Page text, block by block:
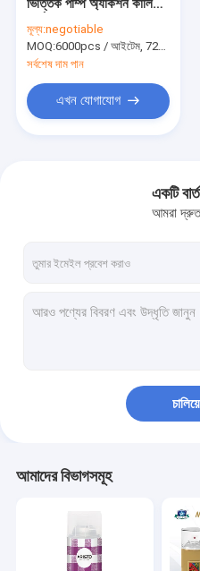
বাড়ি
আমাদের সম্বন্ধে
ভিত্তিক পাম্প অ্যাকশন কালি
15mm ছুরি টাইপ সঙ্গে
মূল্য:negotiable
MOQ:6000pcs / আইটেম, 720pcs / রঙ
সর্বশেষ দাম পান
এখন যোগাযোগ
একটি
আমরা
চালিয়ে
আমাদের বিভাগসমূহ